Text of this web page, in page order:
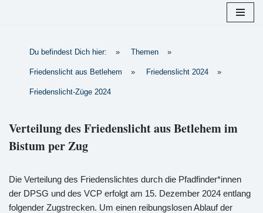
Du befindest Dich hier: » Themen »
Friedenslicht aus Betlehem » Friedenslicht 2024 »
Friedenslicht-Züge 2024
Verteilung des Friedenslicht aus Betlehem im
Bistum per Zug
Die Verteilung des Friedenslichtes durch die Pfadfinder*innen
der DPSG und des VCP erfolgt am 15. Dezember 2024 entlang
folgender Zugstrecken. Um einen reibungslosen Ablauf der